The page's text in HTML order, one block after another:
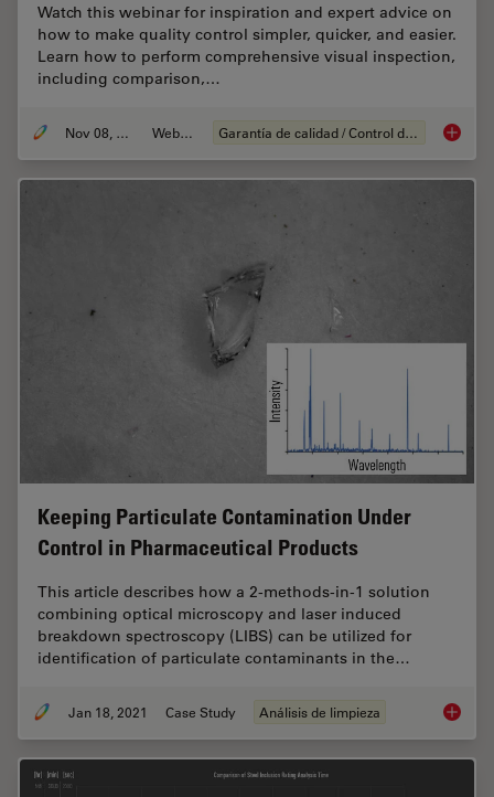
Watch this webinar for inspiration and expert advice on
how to make quality control simpler, quicker, and easier.
Learn how to perform comprehensive visual inspection,
including comparison,…
Nov 08, 2021 Webinar Garantía de calidad / Control de calidad How to
Keeping Particulate Contamination Under
Control in Pharmaceutical Products
This article describes how a 2-methods-in-1 solution
combining optical microscopy and laser induced
breakdown spectroscopy (LIBS) can be utilized for
identification of particulate contaminants in the…
Jan 18, 2021 Case Study Análisis de limpieza